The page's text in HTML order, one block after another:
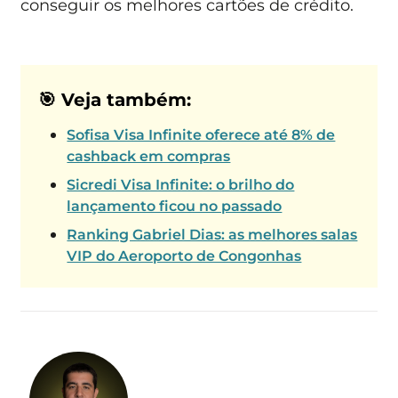
conseguir os melhores cartões de crédito.
🎯 Veja também:
Sofisa Visa Infinite oferece até 8% de
cashback em compras
Sicredi Visa Infinite: o brilho do
lançamento ficou no passado
Ranking Gabriel Dias: as melhores salas
VIP do Aeroporto de Congonhas